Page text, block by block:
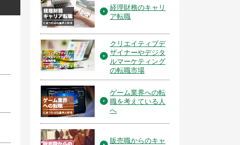
経理財務のキャリ
ア転職
クリエイティブデ
ザイナーやデジタ
ルマーケティング
の転職市場
ゲーム業界への転
職を考えている人
へ
販売職からのキャ